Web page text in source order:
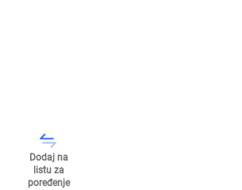
Dodaj na
listu za
poređenje